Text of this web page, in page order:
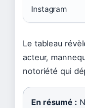
Instagram
Le tableau
acteur,
notoriété qui
En résumé :